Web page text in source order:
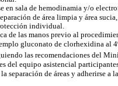
en sala de hemodinamia y/o
de área limpia y área
individual.
de las manos previo al
gluconato de clorhexidina al
las recomendaciones del
del equipo asistencial
separación de áreas y adherirse a